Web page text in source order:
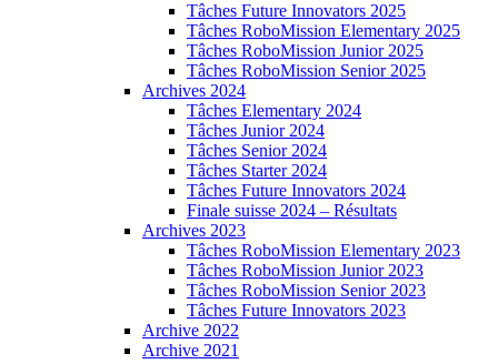
Tâches Future Innovators 2025
Tâches RoboMission Elementary 2025
Tâches RoboMission Junior 2025
Tâches RoboMission Senior 2025
Archives 2024
Tâches Elementary 2024
Tâches Junior 2024
Tâches Senior 2024
Tâches Starter 2024
Tâches Future Innovators 2024
Finale suisse 2024 – Résultats
Archives 2023
Tâches RoboMission Elementary 2023
Tâches RoboMission Junior 2023
Tâches RoboMission Senior 2023
Tâches Future Innovators 2023
Archive 2022
Archive 2021